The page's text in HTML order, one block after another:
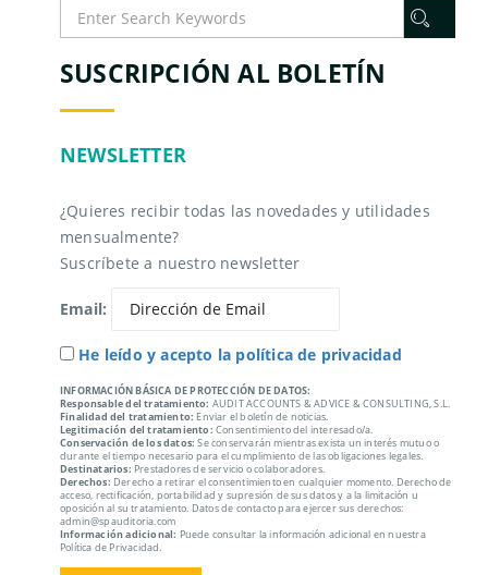
SUSCRIPCIÓN AL BOLETÍN
NEWSLETTER
¿Quieres recibir todas las novedades y utilidades
mensualmente?
Suscríbete a nuestro newsletter
Email:
He leído y acepto la política de privacidad
INFORMACIÓN BÁSICA DE PROTECCIÓN DE DATOS:
Responsable del tratamiento: AUDIT ACCOUNTS & ADVICE & CONSULTING, S.L.
Finalidad del tratamiento: Enviar el boletín de noticias.
Legitimación del tratamiento: Consentimiento del interesado/a.
Conservación de los datos: Se conservarán mientras exista un interés mutuo o
durante el tiempo necesario para el cumplimiento de las obligaciones legales.
Destinatarios: Prestadores de servicio o colaboradores.
Derechos: Derecho a retirar el consentimiento en cualquier momento. Derecho de
acceso, rectificación, portabilidad y supresión de sus datos y a la limitación u
oposición al su tratamiento. Datos de contacto para ejercer sus derechos:
admin@spauditoria.com
Información adicional: Puede consultar la información adicional en nuestra
Política de Privacidad.